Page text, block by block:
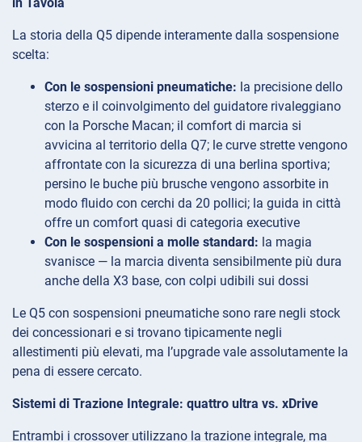
La storia della Q5 dipende interamente dalla sospensione
scelta:
Con le sospensioni pneumatiche: la precisione dello
sterzo e il coinvolgimento del guidatore rivaleggiano
con la Porsche Macan; il comfort di marcia si
avvicina al territorio della Q7; le curve strette vengono
affrontate con la sicurezza di una berlina sportiva;
persino le buche più brusche vengono assorbite in
modo fluido con cerchi da 20 pollici; la guida in città
offre un comfort quasi di categoria executive
Con le sospensioni a molle standard: la magia
svanisce — la marcia diventa sensibilmente più dura
anche della X3 base, con colpi udibili sui dossi
Le Q5 con sospensioni pneumatiche sono rare negli stock
dei concessionari e si trovano tipicamente negli
allestimenti più elevati, ma l’upgrade vale assolutamente la
pena di essere cercato.
Sistemi di Trazione Integrale: quattro ultra vs. xDrive
Entrambi i crossover utilizzano la trazione integrale, ma